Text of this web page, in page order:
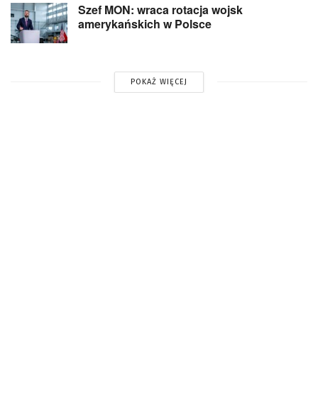
Szef MON: wraca rotacja wojsk
amerykańskich w Polsce
POKAŻ WIĘCEJ